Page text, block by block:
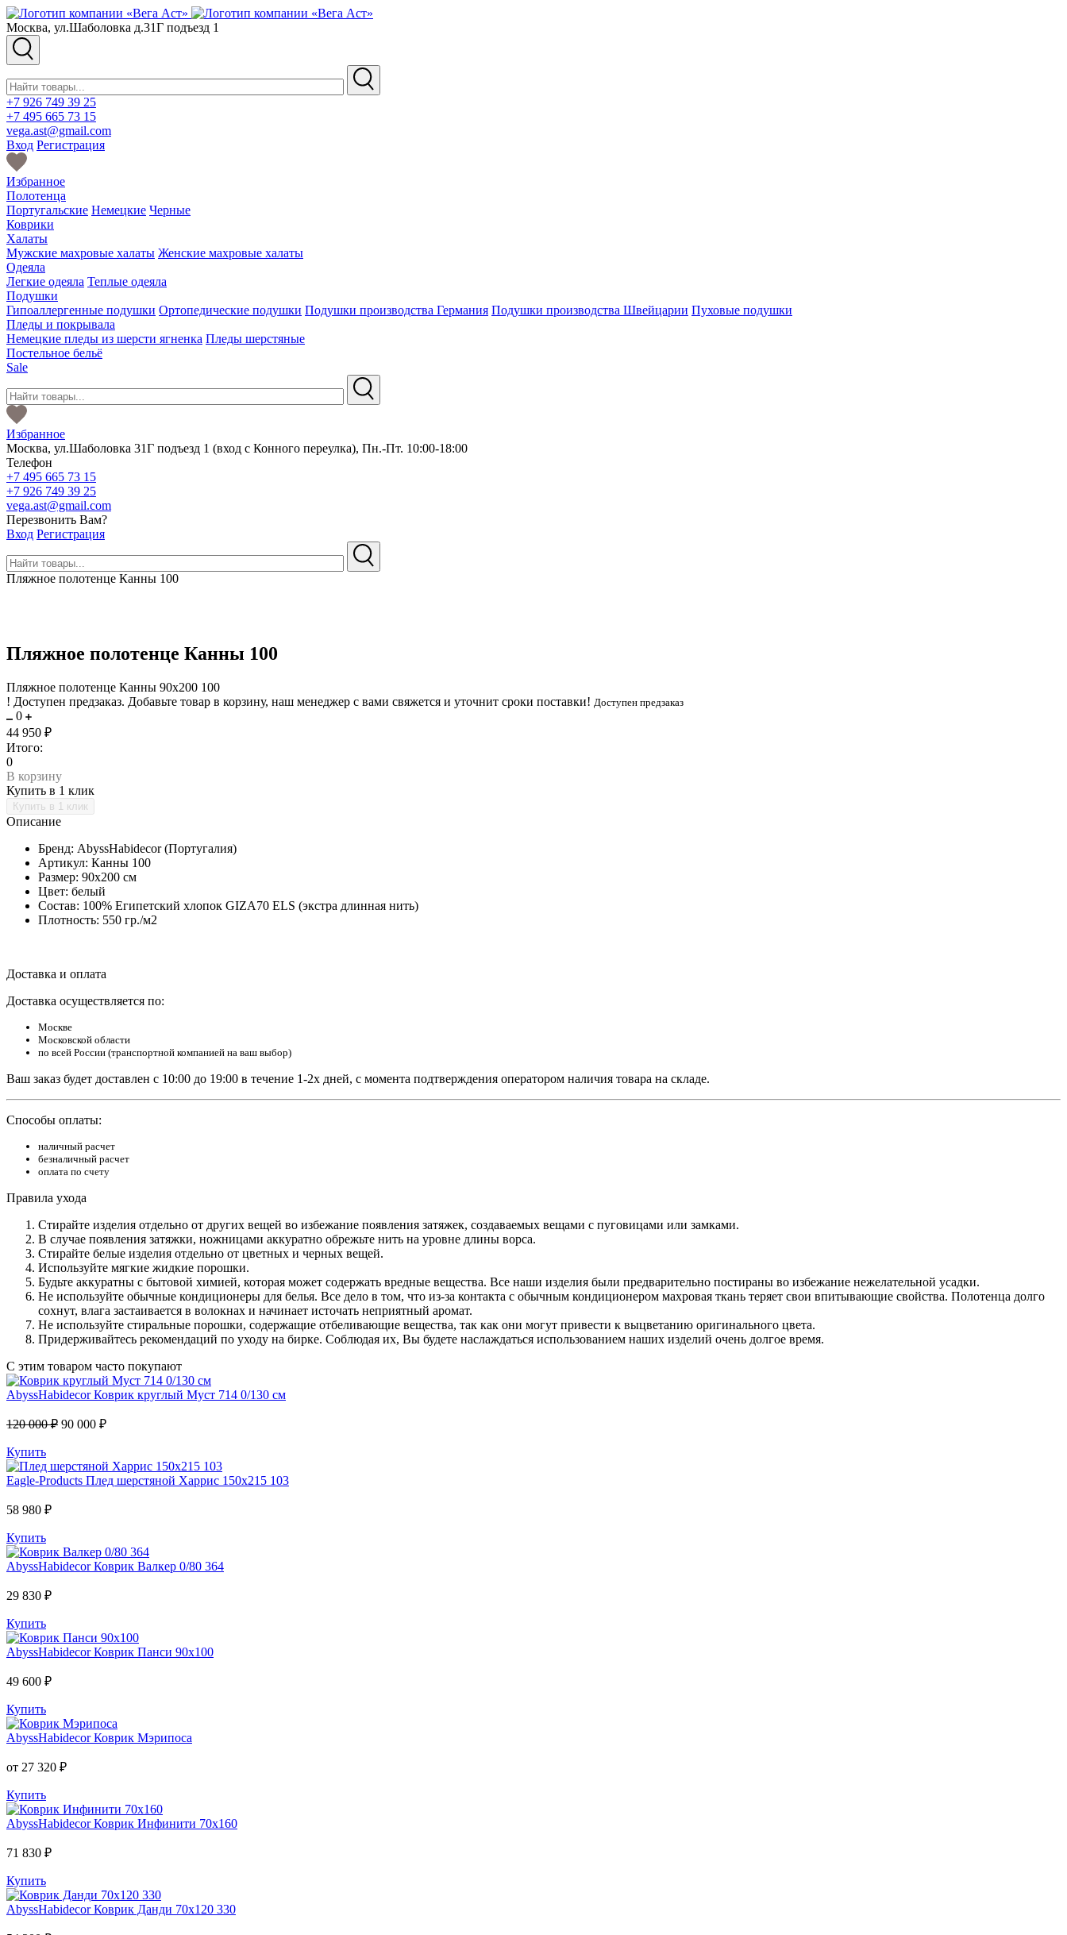
Москва, ул.Шаболовка д.31Г подъезд 1
+7 926 749 39 25
+7 495 665 73 15
vega.ast@gmail.com
Вход Регистрация
Избранное
Полотенца
Португальские Немецкие Черные
Коврики
Халаты
Мужские махровые халаты Женские махровые халаты
Одеяла
Легкие одеяла Теплые одеяла
Подушки
Гипоаллергенные подушки Ортопедические подушки Подушки производства Германия Подушки производства Швейцарии Пуховые подушки
Пледы и покрывала
Немецкие пледы из шерсти ягненка Пледы шерстяные
Постельное бельё
Sale
Избранное
Москва, ул.Шаболовка 31Г подъезд 1 (вход с Конного переулка), Пн.-Пт. 10:00-18:00
Телефон
+7 495 665 73 15
+7 926 749 39 25
vega.ast@gmail.com
Перезвонить Вам?
Вход Регистрация
Пляжное полотенце Канны 100
Пляжное полотенце Канны 100
Пляжное полотенце Канны 90х200 100
! Доступен предзаказ. Добавьте товар в корзину, наш менеджер с вами свяжется и уточнит сроки поставки! Доступен предзаказ
0
44 950 ₽
Итого:
0
В корзину
Купить в 1 клик
Описание
Бренд: AbyssHabidecor (Португалия)
Артикул: Канны 100
Размер: 90х200 см
Цвет: белый
Состав: 100% Египетский хлопок GIZA70 ELS (экстра длинная нить)
Плотность: 550 гр./м2
Доставка и оплата
Доставка осуществляется по:
Москве
Московской области
по всей России (транспортной компанией на ваш выбор)
Ваш заказ будет доставлен с 10:00 до 19:00 в течение 1-2х дней, с момента подтверждения оператором наличия товара на складе.
Способы оплаты:
наличный расчет
безналичный расчет
оплата по счету
Правила ухода
Стирайте изделия отдельно от других вещей во избежание появления затяжек, создаваемых вещами с пуговицами или замками.
В случае появления затяжки, ножницами аккуратно обрежьте нить на уровне длины ворса.
Стирайте белые изделия отдельно от цветных и черных вещей.
Используйте мягкие жидкие порошки.
Будьте аккуратны с бытовой химией, которая может содержать вредные вещества. Все наши изделия были предварительно постираны во избежание нежелательной усадки.
Не используйте обычные кондиционеры для белья. Все дело в том, что из-за контакта с обычным кондиционером махровая ткань теряет свои впитывающие свойства. Полотенца долго
сохнут, влага застаивается в волокнах и начинает источать неприятный аромат.
Не используйте стиральные порошки, содержащие отбеливающие вещества, так как они могут привести к выцветанию оригинального цвета.
Придерживайтесь рекомендаций по уходу на бирке. Соблюдая их, Вы будете наслаждаться использованием наших изделий очень долгое время.
С этим товаром часто покупают
AbyssHabidecor Коврик круглый Муст 714 0/130 см
120 000 ₽ 90 000 ₽
Купить
Eagle-Products Плед шерстяной Харрис 150х215 103
58 980 ₽
Купить
AbyssHabidecor Коврик Валкер 0/80 364
29 830 ₽
Купить
AbyssHabidecor Коврик Панси 90х100
49 600 ₽
Купить
AbyssHabidecor Коврик Мэрипоса
от 27 320 ₽
Купить
AbyssHabidecor Коврик Инфинити 70х160
71 830 ₽
Купить
AbyssHabidecor Коврик Данди 70х120 330